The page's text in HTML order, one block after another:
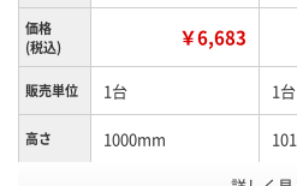
価格
(税込)
￥6,683
販売単位 1台 1台
高さ 1000mm